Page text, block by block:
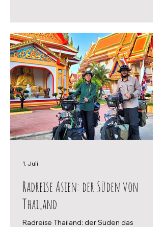
Radreise Asien: der Süden von
Thailand
Radreise Thailand: der Süden das
1. Juli